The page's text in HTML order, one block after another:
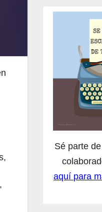
Sé parte
aquí para